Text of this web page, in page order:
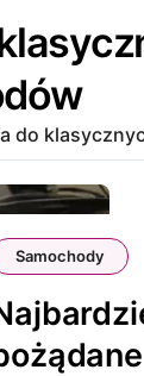
do
Samochody